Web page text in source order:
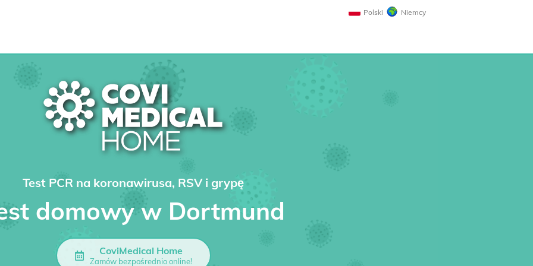
Polski Niemcy
Test PCR na koronawirusa, RSV i grypę
domowy w Dortmund
CoviMedical Home
Zamów bezpośrednio online!